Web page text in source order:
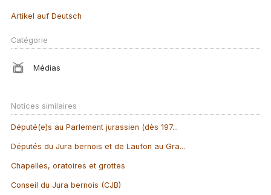
Artikel auf Deutsch
Catégorie
Médias
Notices similaires
Député(e)s au Parlement jurassien (dès 197...
Députés du Jura bernois et de Laufon au Gra...
Chapelles, oratoires et grottes
Conseil du Jura bernois (CJB)